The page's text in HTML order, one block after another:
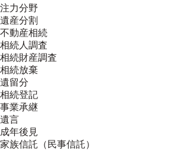
注力分野
遺産分割
不動産相続
相続人調査
相続財産調査
相続放棄
遺留分
相続登記
事業承継
遺言
成年後見
家族信託（民事信託）